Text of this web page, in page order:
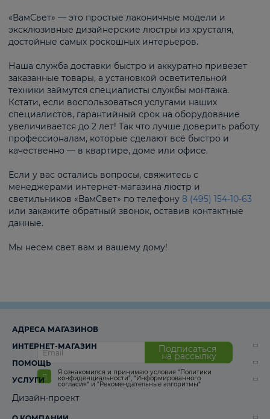
«ВамСвет» — это простые лаконичные модели и
эксклюзивные дизайнерские люстры из хрусталя,
достойные самых роскошных интерьеров.
Наша служба доставки быстро и аккуратно привезет
заказанные товары, а установкой осветительной
техники займутся специалисты службы монтажа.
Кстати, если воспользоваться услугами наших
специалистов, гарантийный срок на оборудование
увеличивается до 2 лет! Так что лучше доверить работу
профессионалам, которые сделают всё быстро и
качественно — в квартире, доме или офисе.
Если у вас остались вопросы, свяжитесь с
менеджерами интернет-магазина люстр и
светильников «ВамСвет» по телефону 8 (495) 154-10-63
или закажите обратный звонок, оставив контактные
данные.
Мы несем свет вам и вашему дому!
Подписаться
на рассылку
Я ознакомился и принимаю условия “Политики
конфиденциальности”, “Информированного
согласия“ и “Рекомендательные алгоритмы“
АДРЕСА МАГАЗИНОВ
ИНТЕРНЕТ-МАГАЗИН
ПОМОЩЬ
УСЛУГИ
Дизайн-проект